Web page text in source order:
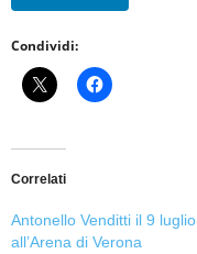
Condividi:
Correlati
Antonello Venditti il 9 luglio
all’Arena di Verona